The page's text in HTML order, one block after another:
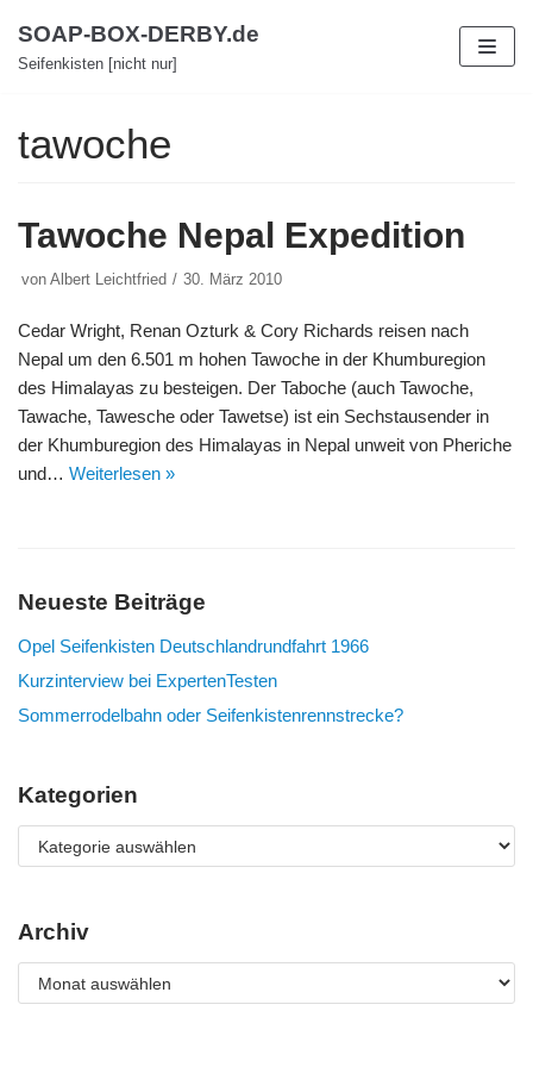
Zum
Inhalt
SOAP-BOX-DERBY.de
Seifenkisten [nicht nur]
tawoche
Tawoche Nepal Expedition
von Albert Leichtfried 30. März 2010
Cedar Wright, Renan Ozturk & Cory Richards reisen nach
Nepal um den 6.501 m hohen Tawoche in der Khumburegion
des Himalayas zu besteigen. Der Taboche (auch Tawoche,
Tawache, Tawesche oder Tawetse) ist ein Sechstausender in
der Khumburegion des Himalayas in Nepal unweit von Pheriche
und… Weiterlesen »
Neueste Beiträge
Opel Seifenkisten Deutschlandrundfahrt 1966
Kurzinterview bei ExpertenTesten
Sommerrodelbahn oder Seifenkistenrennstrecke?
Kategorien
Archiv